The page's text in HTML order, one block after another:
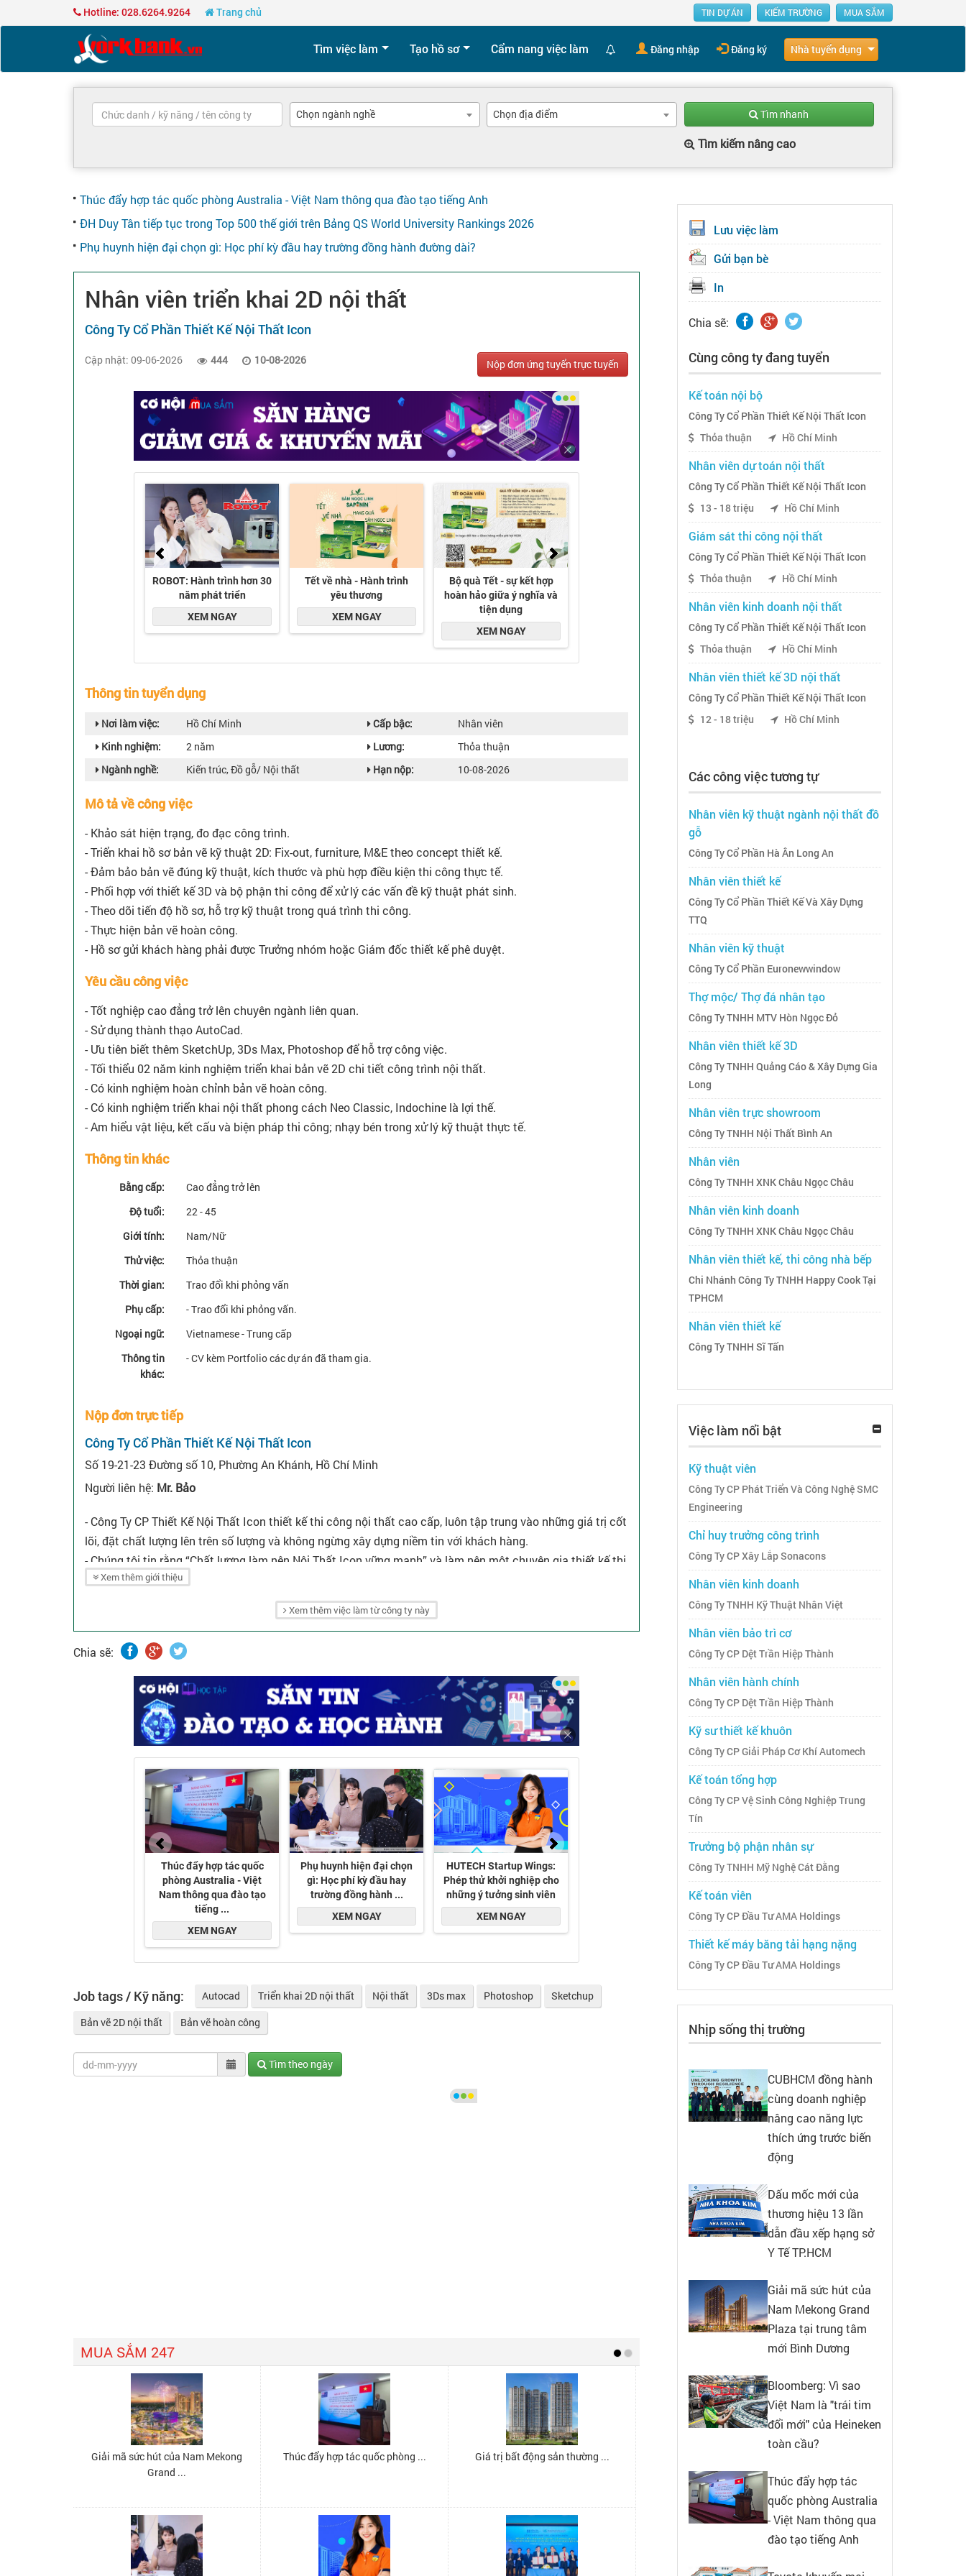
Hotline: 028.6264.9264 Trang chủ TIN DỰ ÁN KIẾM TRƯỜNG MUA SẮM
Tìm việc làm Tạo hồ sơ Cẩm nang việc làm Đăng nhập Đăng ký Nhà tuyển dụng
Chọn ngành nghề Chọn địa điểm Tìm nhanh
Tìm kiếm nâng cao
Thúc đẩy hợp tác quốc phòng Australia - Việt Nam thông qua đào tạo tiếng Anh
ĐH Duy Tân tiếp tục trong Top 500 thế giới trên Bảng QS World University Rankings 2026
Phụ huynh hiện đại chọn gì: Học phí kỳ đầu hay trường đồng hành đường dài?
Nhân viên triển khai 2D nội thất
Công Ty Cổ Phần Thiết Kế Nội Thất Icon
Cập nhật: 09-06-2026 444 10-08-2026 Nộp đơn ứng tuyển trực tuyến
Thông tin tuyển dụng
Nơi làm việc:
Hồ Chí Minh
Kinh nghiệm:
2 năm
Ngành nghề:
Kiến trúc, Đồ gỗ/ Nội thất
Cấp bậc:
Nhân viên
Lương:
Thỏa thuận
Hạn nộp:
10-08-2026
Mô tả về công việc
- Khảo sát hiện trạng, đo đạc công trình.
- Triển khai hồ sơ bản vẽ kỹ thuật 2D: Fix-out, furniture, M&E theo concept thiết kế.
- Đảm bảo bản vẽ đúng kỹ thuật, kích thước và phù hợp điều kiện thi công thực tế.
- Phối hợp với thiết kế 3D và bộ phận thi công để xử lý các vấn đề kỹ thuật phát sinh.
- Theo dõi tiến độ hồ sơ, hỗ trợ kỹ thuật trong quá trình thi công.
- Thực hiện bản vẽ hoàn công.
- Hồ sơ gửi khách hàng phải được Trưởng nhóm hoặc Giám đốc thiết kế phê duyệt.
Yêu cầu công việc
- Tốt nghiệp cao đẳng trở lên chuyên ngành liên quan.
- Sử dụng thành thạo AutoCad.
- Ưu tiên biết thêm SketchUp, 3Ds Max, Photoshop để hỗ trợ công việc.
- Tối thiểu 02 năm kinh nghiệm triển khai bản vẽ 2D chi tiết công trình nội thất.
- Có kinh nghiệm hoàn chỉnh bản vẽ hoàn công.
- Có kinh nghiệm triển khai nội thất phong cách Neo Classic, Indochine là lợi thế.
- Am hiểu vật liệu, kết cấu và biện pháp thi công; nhạy bén trong xử lý kỹ thuật thực tế.
Thông tin khác
Bằng cấp:
Cao đẳng trở lên
Độ tuổi:
22 - 45
Giới tính:
Nam/Nữ
Thử việc:
Thỏa thuận
Thời gian:
Trao đổi khi phỏng vấn
Phụ cấp:
- Trao đổi khi phỏng vấn.
Ngoại ngữ:
Vietnamese - Trung cấp
Thông tin
khác:
- CV kèm Portfolio các dự án đã tham gia.
Nộp đơn trực tiếp
Công Ty Cổ Phần Thiết Kế Nội Thất Icon
Số 19-21-23 Đường số 10, Phường An Khánh, Hồ Chí Minh
Người liên hệ: Mr. Bảo
- Công Ty CP Thiết Kế Nội Thất Icon thiết kế thi công nội thất cao cấp, luôn tập trung vào những giá trị cốt
lõi, đặt chất lượng lên trên số lượng và không ngừng xây dựng niềm tin với khách hàng.
- Chúng tôi tin rằng “Chất lượng làm nên Nội Thất Icon vững mạnh” và làm nên một chuyên gia thiết kế thi
công nội thất hàng đầu trên thị trường nội thất Việt Nam.
Xem thêm giới thiệu
Xem thêm việc làm từ công ty này
Chia sẽ:
Job tags / Kỹ năng: Autocad Triển khai 2D nội thất Nội thất 3Ds max Photoshop
Sketchup
Bản vẽ 2D nội thất
Bản vẽ hoàn công
Tìm theo ngày
Lưu việc làm
Gửi bạn bè
In
Chia sẽ:
Cùng công ty đang tuyển
Kế toán nội bộ
Công Ty Cổ Phần Thiết Kế Nội Thất Icon
Thỏa thuận
Hồ Chí Minh
Nhân viên dự toán nội thất
Công Ty Cổ Phần Thiết Kế Nội Thất Icon
13 - 18 triệu
Hồ Chí Minh
Giám sát thi công nội thất
Công Ty Cổ Phần Thiết Kế Nội Thất Icon
Thỏa thuận
Hồ Chí Minh
Nhân viên kinh doanh nội thất
Công Ty Cổ Phần Thiết Kế Nội Thất Icon
Thỏa thuận
Hồ Chí Minh
Nhân viên thiết kế 3D nội thất
Công Ty Cổ Phần Thiết Kế Nội Thất Icon
12 - 18 triệu
Hồ Chí Minh
Các công việc tương tự
Nhân viên kỹ thuật ngành nội thất đồ
gỗ
Công Ty Cổ Phần Hà Ân Long An
Nhân viên thiết kế
Công Ty Cổ Phần Thiết Kế Và Xây Dựng
TTQ
Nhân viên kỹ thuật
Công Ty Cổ Phần Euronewwindow
Thợ mộc/ Thợ đá nhân tạo
Công Ty TNHH MTV Hòn Ngọc Đỏ
Nhân viên thiết kế 3D
Công Ty TNHH Quảng Cáo & Xây Dựng Gia
Long
Nhân viên trực showroom
Công Ty TNHH Nội Thất Bình An
Nhân viên
Công Ty TNHH XNK Châu Ngọc Châu
Nhân viên kinh doanh
Công Ty TNHH XNK Châu Ngọc Châu
Nhân viên thiết kế, thi công nhà bếp
Chi Nhánh Công Ty TNHH Happy Cook Tại
TPHCM
Nhân viên thiết kế
Công Ty TNHH Sĩ Tấn
Việc làm nổi bật
Kỹ thuật viên
Công Ty CP Phát Triển Và Công Nghệ SMC
Engineering
Chỉ huy trưởng công trình
Công Ty CP Xây Lắp Sonacons
Nhân viên kinh doanh
Công Ty TNHH Kỹ Thuật Nhân Việt
Nhân viên bảo trì cơ
Công Ty CP Dệt Trần Hiệp Thành
Nhân viên hành chính
Công Ty CP Dệt Trần Hiệp Thành
Kỹ sư thiết kế khuôn
Công Ty CP Giải Pháp Cơ Khí Automech
Kế toán tổng hợp
Công Ty CP Vệ Sinh Công Nghiệp Trung
Tín
Trưởng bộ phận nhân sự
Công Ty TNHH Mỹ Nghệ Cát Đằng
Kế toán viên
Công Ty CP Đầu Tư AMA Holdings
Thiết kế máy băng tải hạng nặng
Công Ty CP Đầu Tư AMA Holdings
Nhịp sống thị trường
CUBHCM đồng hành
cùng doanh nghiệp
nâng cao năng lực
thích ứng trước biến
động
Dấu mốc mới của
thương hiệu 13 lần
dẫn đầu xếp hạng sở
Y Tế TP.HCM
Giải mã sức hút của
Nam Mekong Grand
Plaza tại trung tâm
mới Bình Dương
Bloomberg: Vì sao
Việt Nam là "trái tim
đổi mới" của Heineken
toàn cầu?
Thúc đẩy hợp tác
quốc phòng Australia
- Việt Nam thông qua
đào tạo tiếng Anh